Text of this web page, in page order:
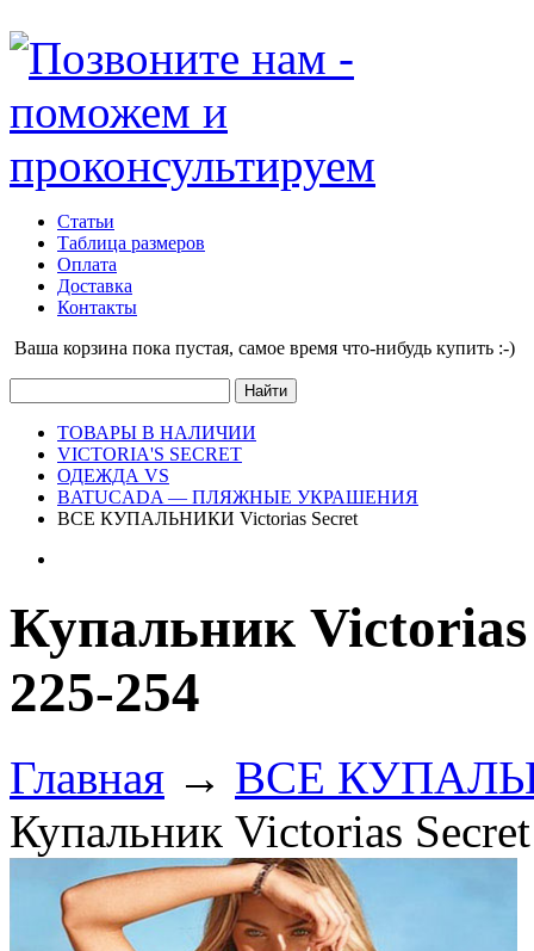
Статьи
Таблица размеров
Оплата
Доставка
Контакты
Ваша корзина пока пустая, cамое время что-нибудь купить :-)
ТОВАРЫ В НАЛИЧИИ
VICTORIA'S SECRET
ОДЕЖДА VS
BATUCADA — ПЛЯЖНЫЕ УКРАШЕНИЯ
ВСЕ КУПАЛЬНИКИ Victorias Secret
Купальник Victorias
225-254
Главная → ВСЕ
Купальник Victorias